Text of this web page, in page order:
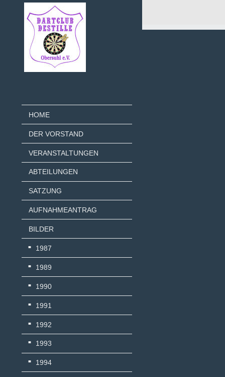
HOME
DER VORSTAND
VERANSTALTUNGEN
ABTEILUNGEN
SATZUNG
AUFNAHMEANTRAG
BILDER
1987
1989
1990
1991
1992
1993
1994